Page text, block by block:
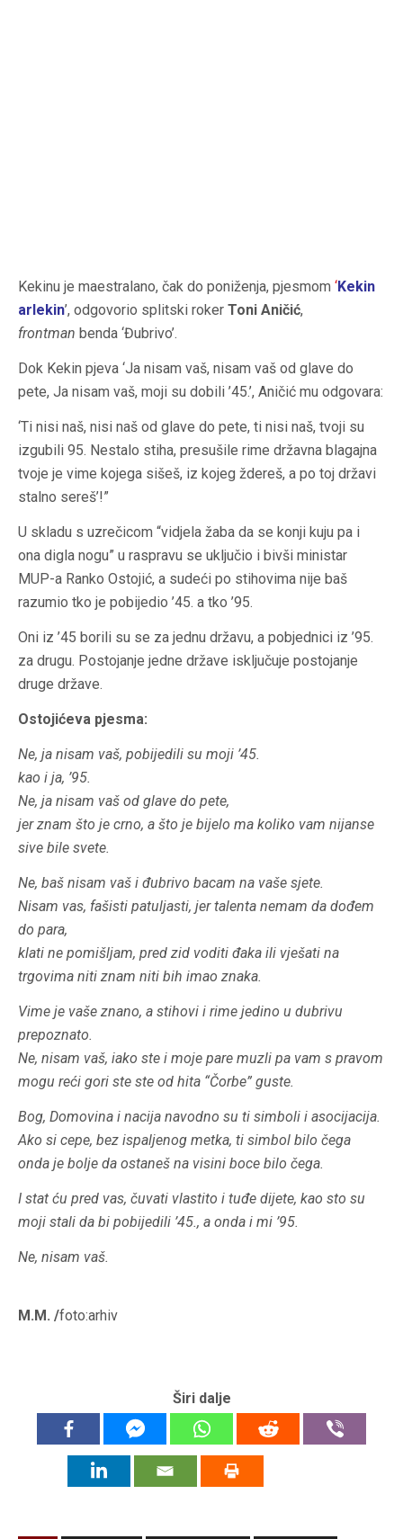
Kekinu je maestralano, čak do poniženja, pjesmom ‘Kekin
arlekin’, odgovorio splitski roker Toni Aničić,
frontman benda ‘Đubrivo’.
Dok Kekin pjeva ‘Ja nisam vaš, nisam vaš od glave do
pete, Ja nisam vaš, moji su dobili ’45.’, Aničić mu odgovara:
‘Ti nisi naš, nisi naš od glave do pete, ti nisi naš, tvoji su
izgubili 95. Nestalo stiha, presušile rime državna blagajna
tvoje je vime kojega sišeš, iz kojeg ždereš, a po toj državi
stalno sereš’!”
U skladu s uzrečicom “vidjela žaba da se konji kuju pa i
ona digla nogu” u raspravu se uključio i bivši ministar
MUP-a Ranko Ostojić, a sudeći po stihovima nije baš
razumio tko je pobijedio ’45. a tko ’95.
Oni iz ’45 borili su se za jednu državu, a pobjednici iz ’95.
za drugu. Postojanje jedne države isključuje postojanje
druge države.
Ostojićeva pjesma:
Ne, ja nisam vaš, pobijedili su moji ’45.
kao i ja, ’95.
Ne, ja nisam vaš od glave do pete,
jer znam što je crno, a što je bijelo ma koliko vam nijanse
sive bile svete.
Ne, baš nisam vaš i đubrivo bacam na vaše sjete.
Nisam vas, fašisti patuljasti, jer talenta nemam da dođem
do para,
klati ne pomišljam, pred zid voditi đaka ili vješati na
trgovima niti znam niti bih imao znaka.
Vime je vaše znano, a stihovi i rime jedino u dubrivu
prepoznato.
Ne, nisam vaš, iako ste i moje pare muzli pa vam s pravom
mogu reći gori ste ste od hita “Čorbe” guste.
Bog, Domovina i nacija navodno su ti simboli i asocijacija.
Ako si cepe, bez ispaljenog metka, ti simbol bilo čega
onda je bolje da ostaneš na visini boce bilo čega.
I stat ću pred vas, čuvati vlastito i tuđe dijete, kao sto su
moji stali da bi pobijedili ’45., a onda i mi ’95.
Ne, nisam vaš.
M.M. /foto:arhiv
Širi dalje